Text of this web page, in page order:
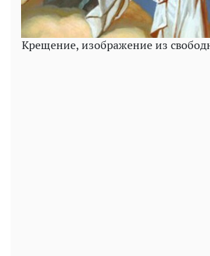
Крещение, изображение из